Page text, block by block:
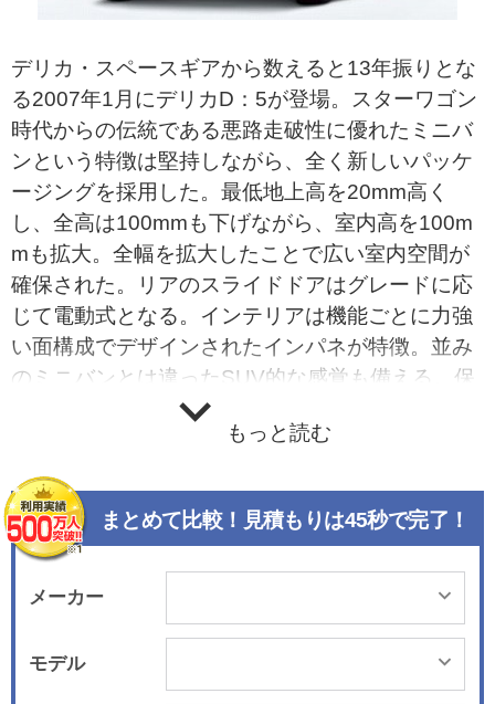
デリカ・スペースギアから数えると13年振りとな
る2007年1月にデリカD：5が登場。スターワゴン
時代からの伝統である悪路走破性に優れたミニバ
ンという特徴は堅持しながら、全く新しいパッケ
ージングを採用した。最低地上高を20mm高く
し、全高は100mmも下げながら、室内高を100m
mも拡大。全幅を拡大したことで広い室内空間が
確保された。リアのスライドドアはグレードに応
じて電動式となる。インテリアは機能ごとに力強
い面構成でデザインされたインパネが特徴。並み
のミニバンとは違ったSUV的な感覚も備える。保
温・保冷機能付きグローブボックスをはじめ各種
の収納スペースなどミニバンらしい使い勝手にも
シート表皮や撥水ドアガラスも採用する。搭載エ
ンジンは直列4気筒2.4リッターDOHCのMIVEC
で、125kW/170ps、226Nm/23.0kg-mのパワー＆
トルクを発生し、全車ともINVECS-ⅢのCVTと組
み合わされる。上級グレードはスポーツシフトを
装備。4WDシステムはアウトランダーと同じ電子
制御4WDを採用する。デビューした当初は全車と
もっと読む
まとめて比較！見積もりは45秒で完了！
メーカー
モデル